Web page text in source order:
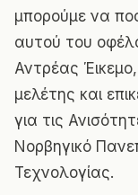
μπορούμε να
αυτού του
Αντρέας
μελέτης και
για τις
Νορβηγικό
Τεχνολογίας.